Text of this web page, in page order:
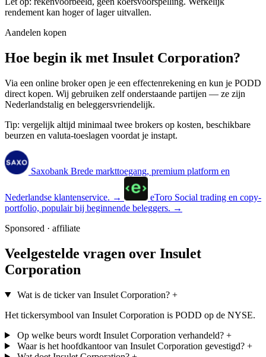
rendement kan hoger of lager uitvallen.
Aandelen kopen
Hoe begin ik met Insulet Corporation?
Via een online broker open je een effectenrekening en kun je PODD
direct kopen. Wij gebruiken zelf onderstaande partijen — ze zijn
Nederlandstalig en beleggersvriendelijk.
Tip: vergelijk altijd minimaal twee brokers op kosten, beschikbare
beurzen en valuta-toeslagen voordat je instapt.
Saxobank Brede markttoegang, premium platform en
Nederlandse klantenservice. → eToro Social trading en copy-
portfolio, populair bij beginnende beleggers. →
Sponsored · affiliate
Veelgestelde vragen over Insulet
Corporation
Wat is de ticker van Insulet Corporation? +
Het tickersymbool van Insulet Corporation is PODD op de NYSE.
Op welke beurs wordt Insulet Corporation verhandeld? +
Waar is het hoofdkantoor van Insulet Corporation gevestigd? +